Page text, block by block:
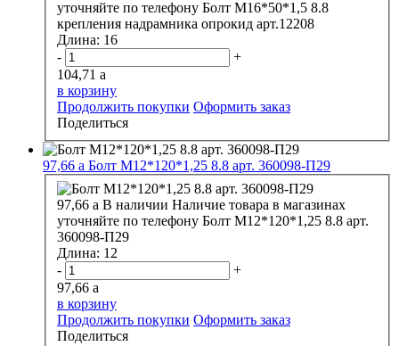
уточняйте по телефону Болт М16*50*1,5 8.8
крепления надрамника опрокид арт.12208
Длина: 16
-
+
104,71 a
в корзину
Продолжить покупки Оформить заказ
Поделиться
97,66 a Болт М12*120*1,25 8.8 арт. 360098-П29
97,66 a В наличии Наличие товара в магазинах
уточняйте по телефону Болт М12*120*1,25 8.8 арт.
360098-П29
Длина: 12
-
+
97,66 a
в корзину
Продолжить покупки Оформить заказ
Поделиться